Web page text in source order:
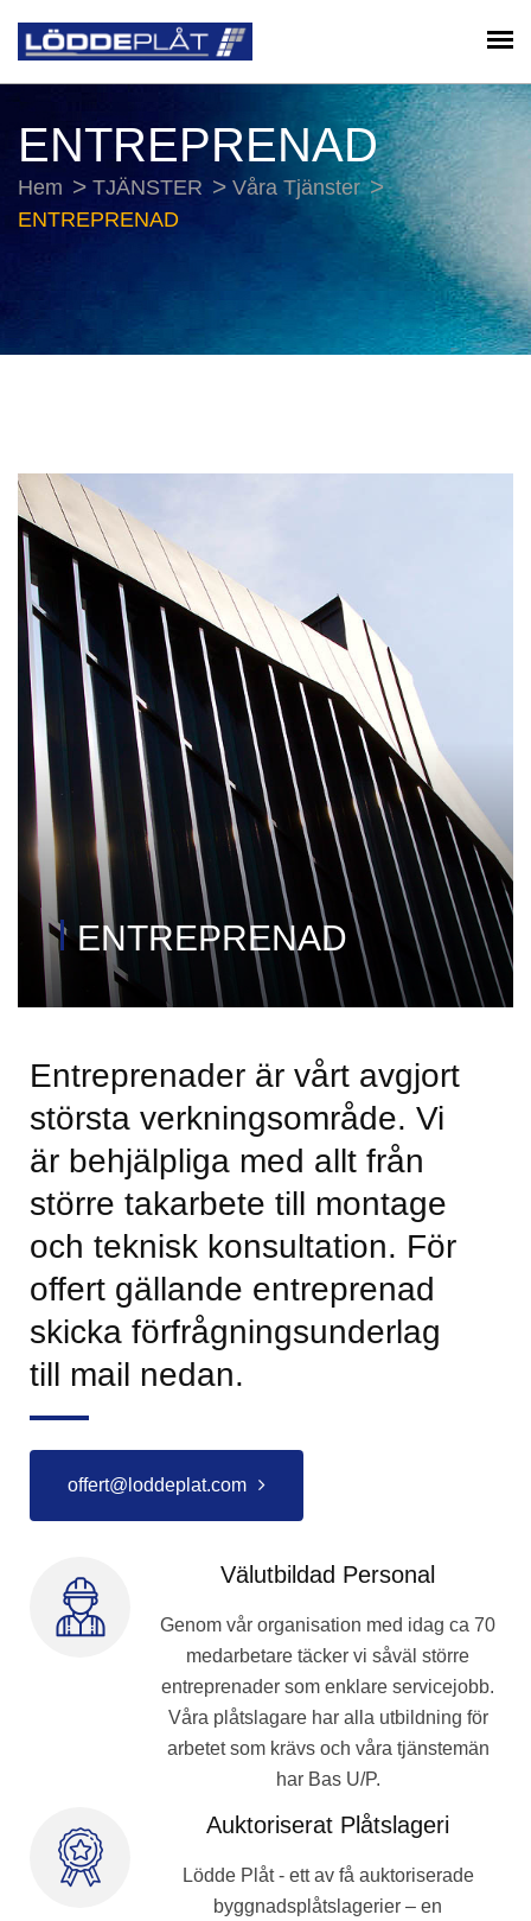
ENTREPRENAD
Hem TJÄNSTER
Våra Tjänster
ENTREPRENAD
ENTREPRENAD
Entreprenader är vårt avgjort
största verkningsområde. Vi
är behjälpliga med allt från
större takarbete till montage
och teknisk konsultation. För
offert gällande entreprenad
skicka förfrågningsunderlag
till mail nedan.
offert@loddeplat.com
Välutbildad Personal
Genom vår organisation med idag ca 70
medarbetare täcker vi såväl större
entreprenader som enklare servicejobb.
Våra plåtslagare har alla utbildning för
arbetet som krävs och våra tjänstemän
har Bas U/P.
Auktoriserat Plåtslageri
Lödde Plåt - ett av få auktoriserade
byggnadsplåtslagerier – en